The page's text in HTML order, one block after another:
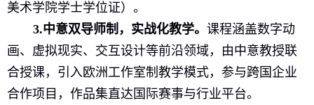
美术学院学士学位证）。
3.中意双导师制，实战化教学。课程涵盖数字动
画、虚拟现实、交互设计等前沿领域，由中意教授联
合授课，引入欧洲工作室制教学模式，参与跨国企业
合作项目，作品集直达国际赛事与行业平台。